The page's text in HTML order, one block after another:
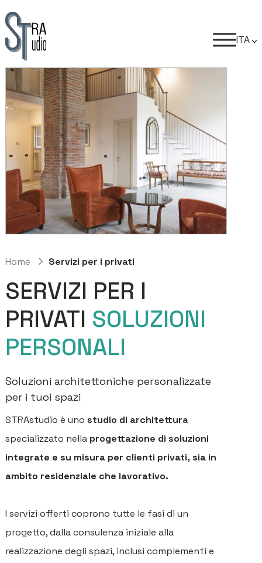
ITA
Home Servizi per i privati
SERVIZI PER I
PRIVATI SOLUZIONI
PERSONALI
Soluzioni architettoniche personalizzate
per i tuoi spazi
STRAstudio è uno studio di architettura
specializzato nella progettazione di soluzioni
integrate e su misura per clienti privati, sia in
ambito residenziale che lavorativo.
I servizi offerti coprono tutte le fasi di un
progetto, dalla consulenza iniziale alla
realizzazione degli spazi, inclusi complementi e